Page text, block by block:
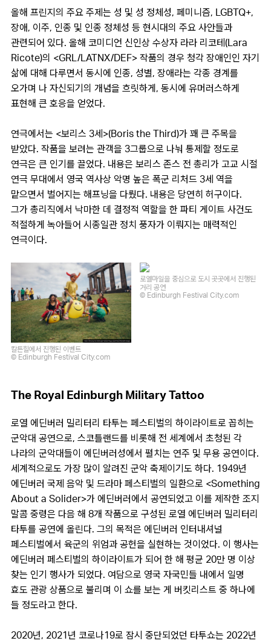
올해 프린지의 주요 주제는 성 및 성 정체성, 페미니즘, LGBTQ+,
장애, 이주, 인종 및 인종 정체성 등 현시대의 주요 사안들과
관련되어 있다. 올해 코미디언 신인상 수상자 라라 리코테(Lara
Ricote)의 <GRL/LATNX/DEF> 작품의 경우 청각 장애인인 자기
삶에 대해 다루면서 동시에 인종, 성별, 장애라는 각종 경계를
오가며 나 자신되기의 개념을 흐릿하게, 동시에 유머러스하게
표현해 큰 호응을 얻었다.
연극에서는 <보리스 3세>(Boris the Third)가 꽤 큰 주목을
받았다. 작품을 보려는 관객을 3그룹으로 나눠 통제할 정도로
연극은 큰 인기를 끌었다. 내용은 보리스 존스 전 총리가 고교 시절
연극 무대에서 영국 역사상 악명 높은 폭군 리처드 3세 역을
맡으면서 벌어지는 해프닝을 다뤘다. 내용은 당연히 허구이다.
그가 총리직에서 낙마한 데 결정적 역할을 한 파티 게이트 사건도
적절하게 녹아들어 시종일관 정치 풍자가 이뤄지는 매력적인
연극이다.
칼튼힐에서 진행된 이벤트
© Edinburgh Festival City.com
로열마일을 중심으로 도시 곳곳에서 진행된
거리 공연
© Edinburgh Festival City.com
The Royal Edinburgh Military Tattoo
로열 에딘버러 밀리터리 타투는 페스티벌의 하이라이트로 꼽히는
군악대 공연으로, 스코틀랜드를 비롯해 전 세계에서 초청된 각
나라의 군악대들이 에딘버러성에서 펼치는 연주 및 무용 공연이다.
세계적으로도 가장 많이 알려진 군악 축제이기도 하다. 1949년
에딘버러 국제 음악 및 드라마 페스티벌의 일환으로 <Something
About a Solider>가 에딘버러에서 공연되었고 이를 제작한 조지
말콤 중령은 다음 해 8개 작품으로 구성된 로열 에딘버러 밀리터리
타투를 공연에 올린다. 그의 목적은 에딘버러 인터내셔널
페스티벌에서 육군의 위엄과 공헌을 실현하는 것이었다. 이 행사는
에딘버러 페스티벌의 하이라이트가 되어 한 해 평균 20만 명 이상
찾는 인기 행사가 되었다. 여담으로 영국 자국민들 내에서 일명
효도 관광 상품으로 불리며 이 쇼를 보는 게 버킷리스트 중 하나에
들 정도라고 한다.
2020년, 2021년 코로나19로 잠시 중단되었던 타투쇼는 2022년